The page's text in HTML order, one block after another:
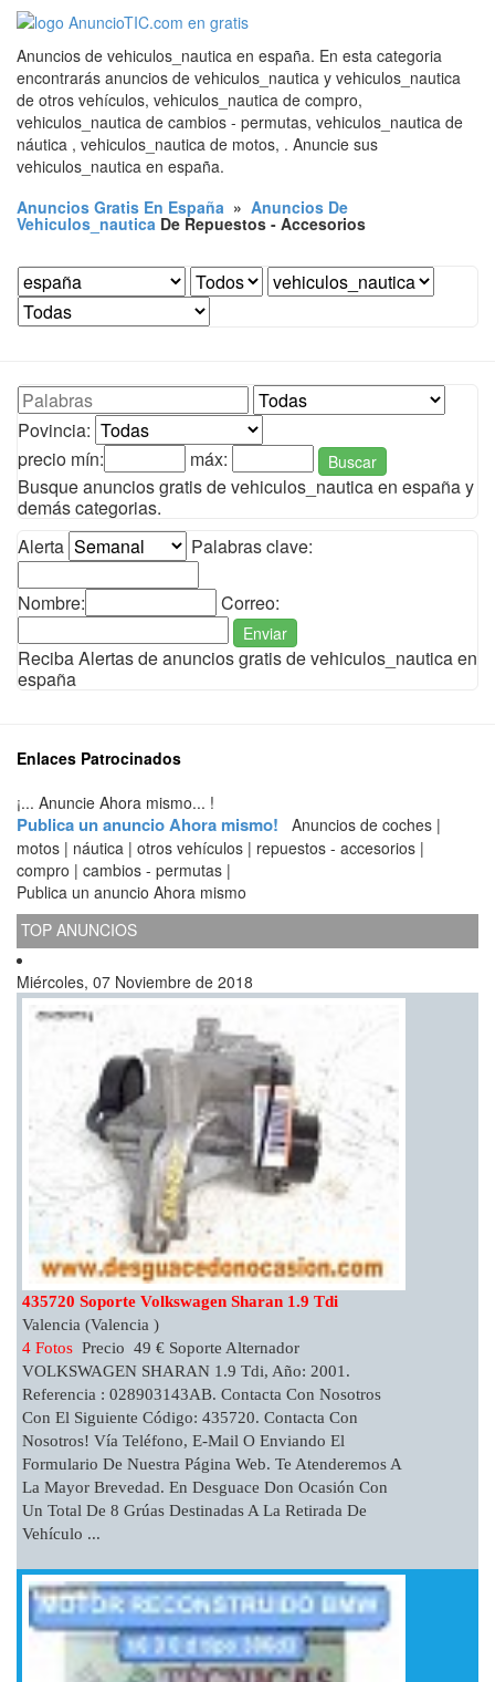
Anuncios de vehiculos_nautica en españa. En esta categoria
encontrarás anuncios de vehiculos_nautica y vehiculos_nautica
de otros vehículos, vehiculos_nautica de compro,
vehiculos_nautica de cambios - permutas, vehiculos_nautica de
náutica , vehiculos_nautica de motos, . Anuncie sus
vehiculos_nautica en españa.
Anuncios Gratis En España » Anuncios De
Vehiculos_nautica De Repuestos - Accesorios
Povincia:
precio mín:
máx: Buscar
Busque anuncios gratis de vehiculos_nautica en españa y
demás categorias.
Alerta
Palabras clave:
Nombre: Correo:
Enviar
Reciba Alertas de anuncios gratis de vehiculos_nautica en
españa
Enlaces Patrocinados
¡... Anuncie Ahora mismo... !
Publica un anuncio Ahora mismo! Anuncios de coches |
motos | náutica | otros vehículos | repuestos - accesorios |
compro | cambios - permutas |
Publica un anuncio Ahora mismo
TOP ANUNCIOS
Miércoles, 07 Noviembre de 2018
435720 Soporte Volkswagen Sharan 1.9 Tdi
Valencia (Valencia )
4 Fotos Precio 49 € Soporte Alternador
VOLKSWAGEN SHARAN 1.9 Tdi, Año: 2001.
Referencia : 028903143AB. Contacta Con Nosotros
Con El Siguiente Código: 435720. Contacta Con
Nosotros! Vía Teléfono, E-Mail O Enviando El
Formulario De Nuestra Página Web. Te Atenderemos A
La Mayor Brevedad. En Desguace Don Ocasión Con
Un Total De 8 Grúas Destinadas A La Retirada De
Vehículo ...